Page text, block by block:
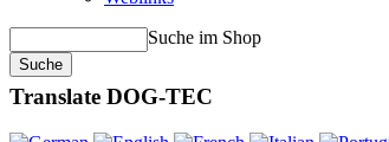
Suche im Shop
Translate DOG-TEC